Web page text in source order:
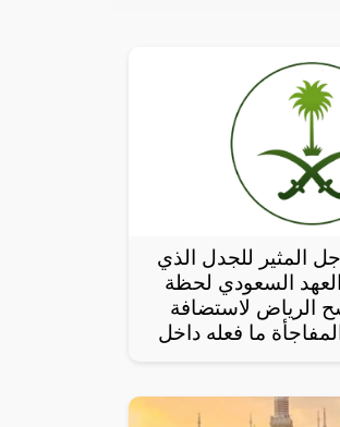
المثير للجدل الذي
السعودي لحظة
الرياض لاستضافة
2030.. والمفاجأة ما فعله داخل
ذو النظرات